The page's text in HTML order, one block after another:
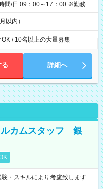
間/日 09：00～17：00 ※勤務時
以内）
/ 10名以上の大量募集
る 詳細へ
ルカムスタッフ 銀
・スキルにより考慮致します